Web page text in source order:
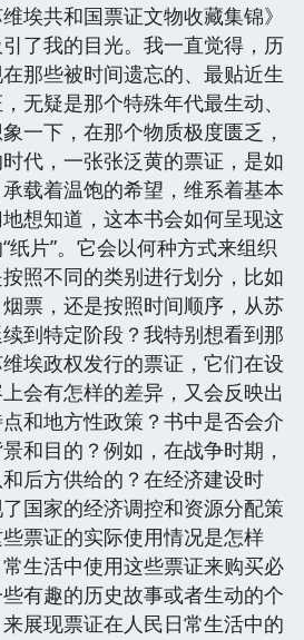
埃共和国票证文物收藏集锦》
了我的目光。我一直觉得，历
那些被时间遗忘的、最贴近生
无疑是那个特殊年代最生动、
一下，在那个物质极度匮乏，
代，一张张泛黄的票证，是如
载着温饱的希望，维系着基本
想知道，这本书会如何呈现这
纸片”。它会以何种方式来组织
照不同的类别进行划分，比如
票，还是按照时间顺序，从苏
到特定阶段？我特别想看到那
埃政权发行的票证，它们在设
会有怎样的差异，又会反映出
和地方性政策？书中是否会介
和目的？例如，在战争时期，
后方供给的？在经济建设时
国家的经济调控和资源分配策
票证的实际使用情况是怎样
生活中使用这些票证来购买必
有趣的历史故事或者生动的个
展现票证在人民日常生活中的